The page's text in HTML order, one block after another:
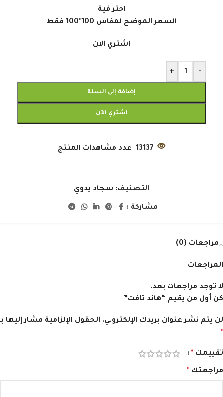
احترافية
السعر الموضح لمقاس 100*100 فقط
اشتري الان
-
+
إضافة إلى السلة
اشتري الآن
13137 عدد مشاهدات المنتج
التصنيف: سجاد يدوي
مشاركة :
مراجعات (0)
المراجعات
لا توجد مراجعات بعد.
كن أول من يقيم “هاند تافت”
لن يتم نشر عنوان بريدك الإلكتروني. الحقول الإلزامية مشار إليها بـ
*
تقييمك *
مراجعتك *